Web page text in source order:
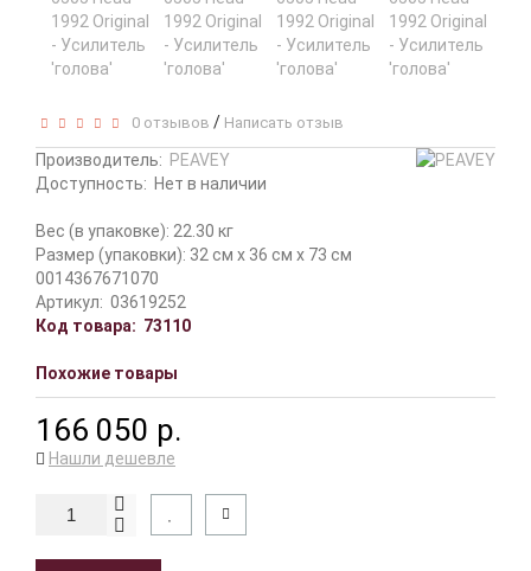
0 отзывов / Написать отзыв
Производитель: PEAVEY
Доступность: Нет в наличии
Вес (в упаковке): 22.30 кг
Размер (упаковки): 32 см x 36 см x 73 см
0014367671070
Артикул: 03619252
Код товара: 73110
Похожие товары
166 050 р.
Нашли дешевле